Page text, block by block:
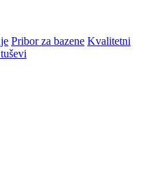
Pribor za bazene Kvalitetni